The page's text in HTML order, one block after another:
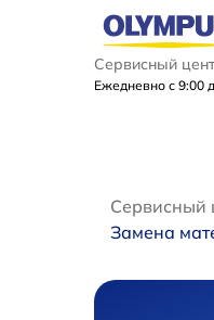
Сервисный
Ежедневно с 9:00
Сервисный
Замена